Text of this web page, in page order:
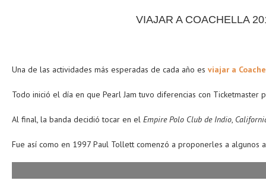
VIAJAR A COACHELLA
Una de las actividades más esperadas de cada año es viajar a
Todo inició el día en que Pearl Jam tuvo diferencias con Ticketmaster
Al final, la banda decidió tocar en el Empire Polo Club de Indio,
Fue así como en 1997 Paul Tollett comenzó a proponerles a algunos